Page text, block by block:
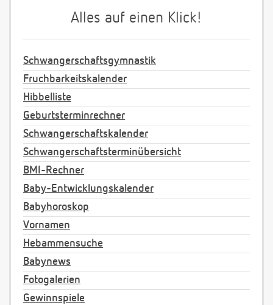
Alles auf einen Klick!
Schwangerschaftsgymnastik
Fruchbarkeitskalender
Hibbelliste
Geburtsterminrechner
Schwangerschaftskalender
Schwangerschaftsterminübersicht
BMI-Rechner
Baby-Entwicklungskalender
Babyhoroskop
Vornamen
Hebammensuche
Babynews
Fotogalerien
Gewinnspiele